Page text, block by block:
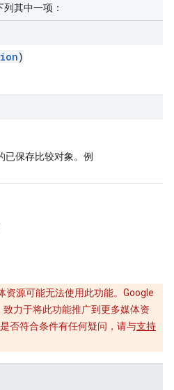
列其中一项：
)
已保存比较对象。例
资源可能无法使用此功能。Google
力于将此功能推广到更多媒体资
否符合条件有任何疑问，请与支持